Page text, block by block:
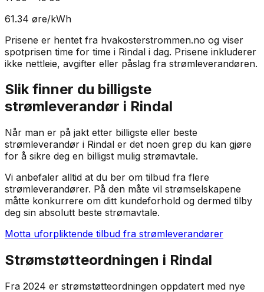
61.34 øre/kWh
Prisene er hentet fra hvakosterstrommen.no og viser
spotprisen time for time i Rindal i dag. Prisene inkluderer
ikke nettleie, avgifter eller påslag fra strømleverandøren.
Slik finner du billigste
strømleverandør i Rindal
Når man er på jakt etter billigste eller beste
strømleverandør i Rindal er det noen grep du kan gjøre
for å sikre deg en billigst mulig strømavtale.
Vi anbefaler alltid at du ber om tilbud fra flere
strømleverandører. På den måte vil strømselskapene
måtte konkurrere om ditt kundeforhold og dermed tilby
deg sin absolutt beste strømavtale.
Motta uforpliktende tilbud fra strømleverandører
Strømstøtteordningen i Rindal
Fra 2024 er strømstøtteordningen oppdatert med nye